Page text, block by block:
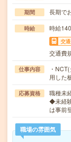
期間 長期で
時給 時給
交
交通費
仕事内容
・
用した
応募資格
職種未
◆未経
は事前
職場の雰囲気